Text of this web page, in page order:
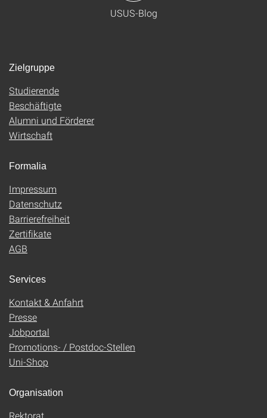
USUS-Blog
Zielgruppe
Studierende
Beschäftigte
Alumni und Förderer
Wirtschaft
Formalia
Impressum
Datenschutz
Barrierefreiheit
Zertifikate
AGB
Services
Kontakt & Anfahrt
Presse
Jobportal
Promotions- / Postdoc-Stellen
Uni-Shop
Organisation
Rektorat